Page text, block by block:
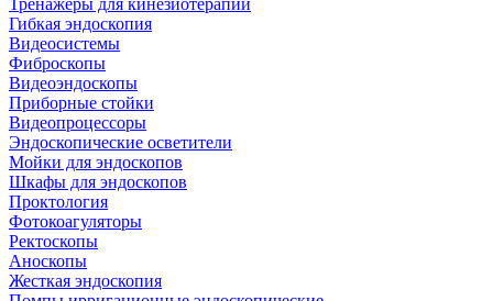
Тренажеры для кинезиотерапии
Гибкая эндоскопия
Видеосистемы
Фиброскопы
Видеоэндоскопы
Приборные стойки
Видеопроцессоры
Эндоскопические осветители
Мойки для эндоскопов
Шкафы для эндоскопов
Проктология
Фотокоагуляторы
Ректоскопы
Аноскопы
Жесткая эндоскопия